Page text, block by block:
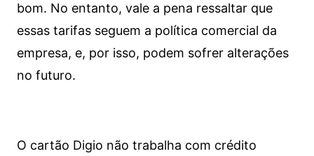
bom. No entanto, vale a pena ressaltar que
essas tarifas seguem a política comercial da
empresa, e, por isso, podem sofrer alterações
no futuro.
O cartão Digio não trabalha com crédito